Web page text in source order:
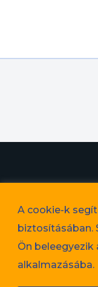
A cookie-k
biztosításában.
Ön beleegyezik
alkalmazásába.